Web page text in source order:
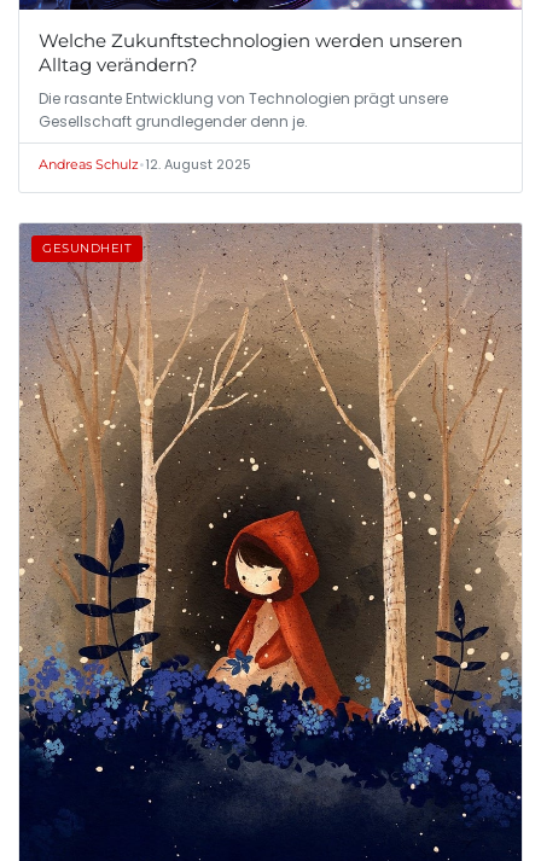
Welche Zukunftstechnologien werden unseren
Alltag verändern?
Die rasante Entwicklung von Technologien prägt unsere
Gesellschaft grundlegender denn je.
Andreas Schulz•12. August 2025
GESUNDHEIT